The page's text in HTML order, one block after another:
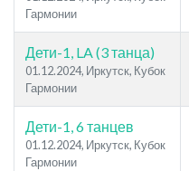
Гармонии
Дети-1, LA (3 танца)
01.12.2024, Иркутск, Кубок
Гармонии
Дети-1, 6 танцев
01.12.2024, Иркутск, Кубок
Гармонии